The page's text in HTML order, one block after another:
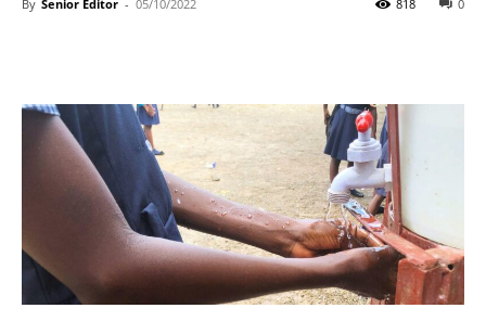
By Senior Editor - 05/10/2022 0
818